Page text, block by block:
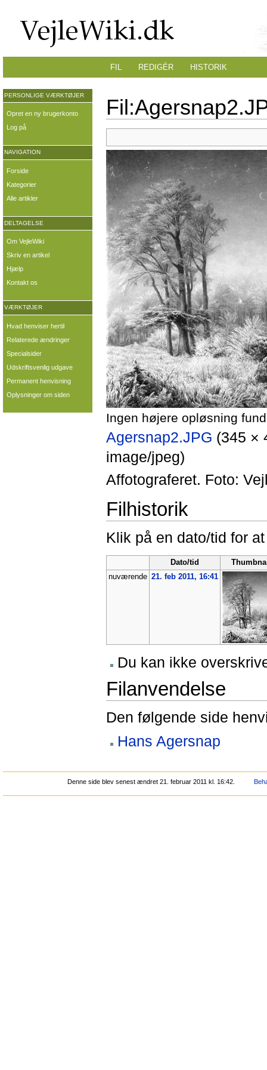
Ingen højere opløsning
Agersnap2.JPG (345 ×
image/jpeg)
Affotograferet. Foto:
Filhistorik
Klik på en dato/tid for
Dato/tid
nuværende 21. feb 2011, 16:41
Du kan ikke
Filanvendelse
Den følgende side
Hans Agersnap
FIL REDIGÉR HISTORIK
PERSONLIGE VÆRKTØJER
Opret en ny brugerkonto
Log på
NAVIGATION
Forside
Kategorier
Alle artikler
DELTAGELSE
Om VejleWiki
Skriv en artikel
Hjælp
Kontakt os
VÆRKTØJER
Hvad henviser hertil
Relaterede ændringer
Specialsider
Udskriftsvenlig udgave
Permanent henvisning
Oplysninger om siden
Denne side blev senest ændret 21. februar 2011 kl. 16:42.